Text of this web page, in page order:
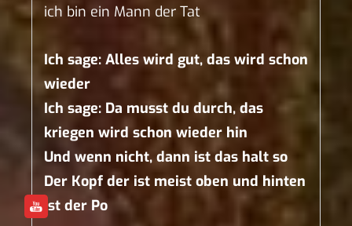
ich bin ein Mann der Tat
Ich sage: Alles wird gut, das wird schon
wieder
Ich sage: Da musst du durch, das
kriegen wird schon wieder hin
Und wenn nicht, dann ist das halt so
Der Kopf der ist meist oben und hinten
ist der Po